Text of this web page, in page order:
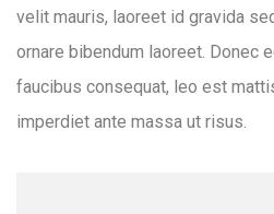
velit mauris, laoreet id gravida
ornare bibendum laoreet. Donec
faucibus consequat, leo est
imperdiet ante massa ut risus.